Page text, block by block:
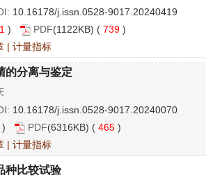
10.16178/j.issn.0528-9017.20240419
1 ) PDF(1122KB) ( 739 )
| 计量指标
的分离与鉴定
10.16178/j.issn.0528-9017.20240070
) PDF(6316KB) ( 465 )
| 计量指标
种比较试验